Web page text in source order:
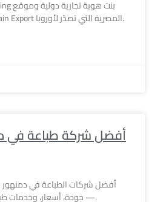
إلكتروني لشركة Evergain Export المصرية التي تصدّر لأوروبا.
أفضل شركة طباعة في
— جودة، أسعار، وخدمات طباعة للشركات والمحلات.